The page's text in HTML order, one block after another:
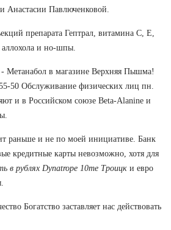
Анастасии Павлюченковой.
препарата Гептрал, витамина С, Е,
и но-шпы.
- Метанабол в магазине Верхняя Пышма!
50 Обслуживание физических лиц пн.
и в Российском союзе Beta-Alanine и
раньше и не по моей инициативе. Банк
кредитные карты невозможно, хотя для
в рублях Dynatrope 10me Троицк и евро
Богатство заставляет нас действовать